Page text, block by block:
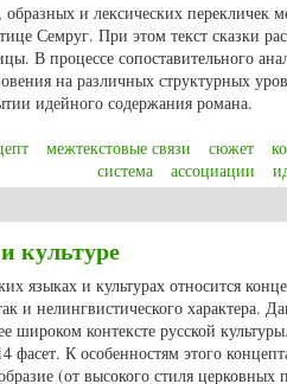
и лексических перекличек
Семруг. При этом текст сказки
В процессе сопоставительного
на различных структурных
идейного содержания романа.
межтекстовые связи сюжет
система
ассоциации
культуре
языках и культурах относится
и нелингвистического характера.
широком контексте русской
фасет. К особенностям этого
(от высокого стиля церковных